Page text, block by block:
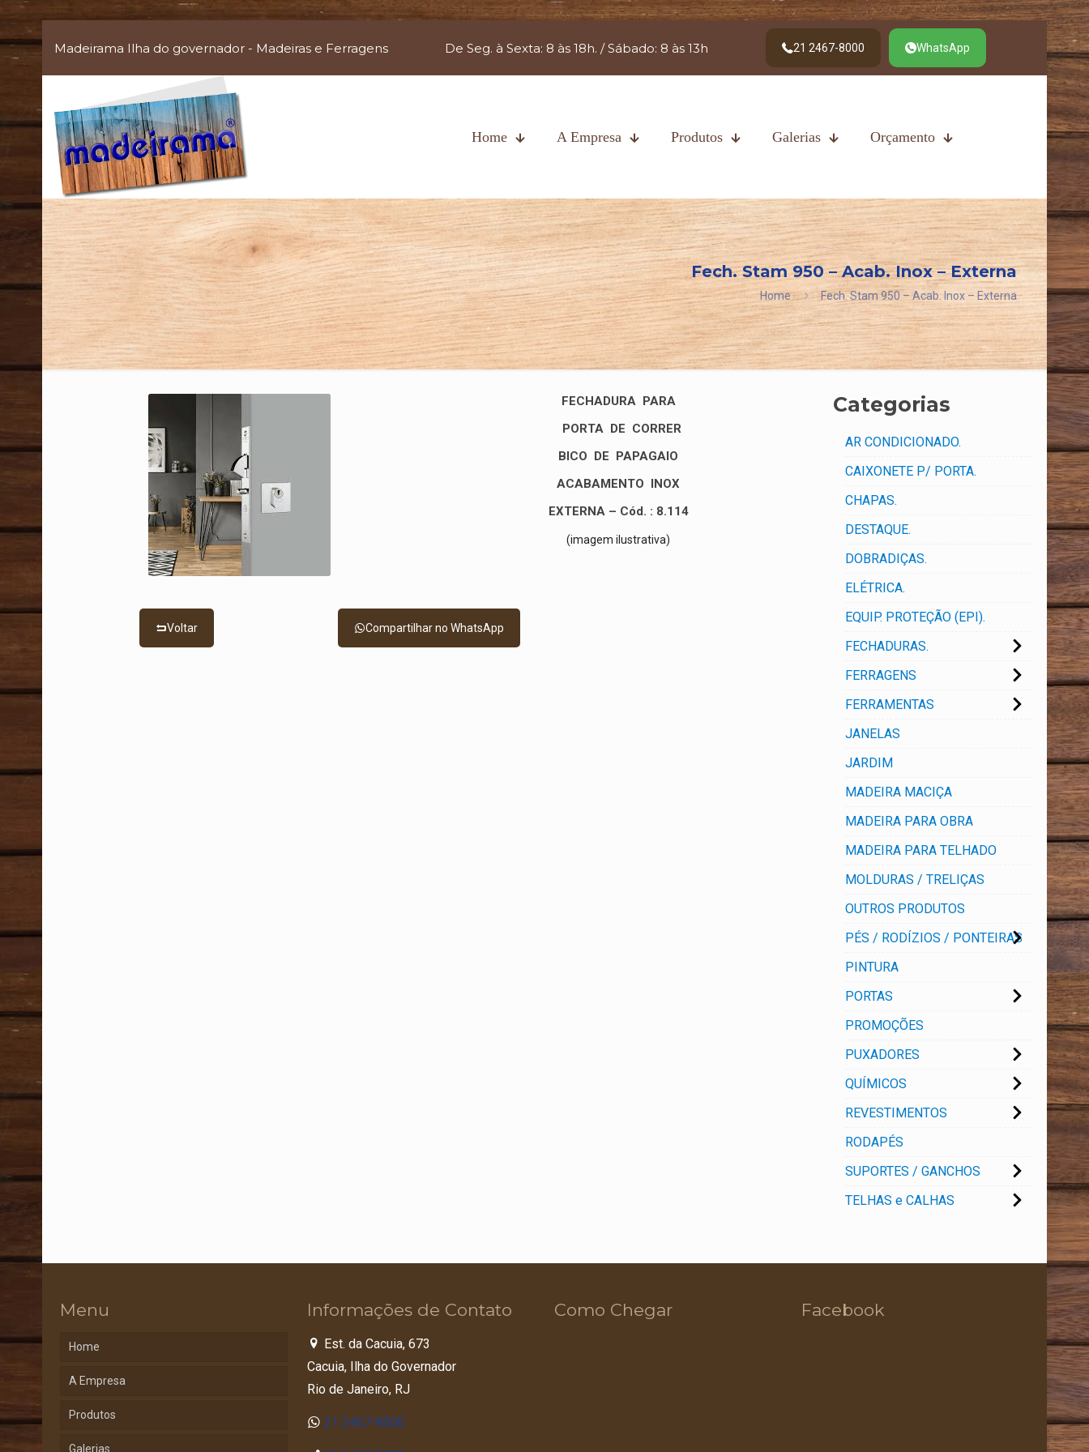
Madeirama Ilha do governador - Madeiras e Ferragens De Seg. à Sexta: 8 às 18h. / Sábado: 8 às 13h 21 2467-8000 WhatsApp
Home A Empresa Produtos Galerias Orçamento
Fech. Stam 950 – Acab. Inox – Externa
Home Fech. Stam 950 – Acab. Inox – Externa
FECHADURA PARA
PORTA DE CORRER
BICO DE PAPAGAIO
ACABAMENTO INOX
EXTERNA – Cód. : 8.114
(imagem ilustrativa)
Voltar Compartilhar no WhatsApp
Categorias
AR CONDICIONADO.
CAIXONETE P/ PORTA.
CHAPAS.
DESTAQUE.
DOBRADIÇAS.
ELÉTRICA.
EQUIP. PROTEÇÃO (EPI).
FECHADURAS.
FERRAGENS
FERRAMENTAS
JANELAS
JARDIM
MADEIRA MACIÇA
MADEIRA PARA OBRA
MADEIRA PARA TELHADO
MOLDURAS / TRELIÇAS
OUTROS PRODUTOS
PÉS / RODÍZIOS / PONTEIRAS
PINTURA
PORTAS
PROMOÇÕES
PUXADORES
QUÍMICOS
REVESTIMENTOS
RODAPÉS
SUPORTES / GANCHOS
TELHAS e CALHAS
Menu
Home
A Empresa
Produtos
Galerias
Informações de Contato
Est. da Cacuia, 673
Cacuia, Ilha do Governador
Rio de Janeiro, RJ
21 2467-8000
Como Chegar Facebook